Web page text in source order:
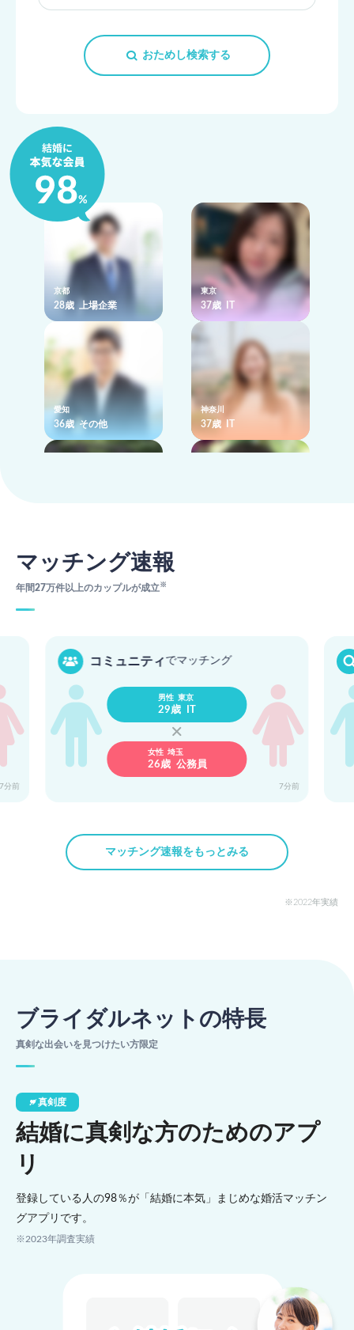
おためし検索する
京都
28歳 上場企業
東京
37歳 IT
愛知
36歳 その他
神奈川
37歳 IT
31歳 医師 39歳 メーカー
神奈川 茨城
31歳 看護師
マッチング速報
年間27万件以上のカップルが成立※
分前
コミュニティでマッチング
男性 東京
29歳 IT
女性 埼玉
26歳 公務員
7分前
マッチング速報をもっとみる
2022年実績
ブライダルネットの特長
真剣な出会いを見つけたい方限定
真剣度
結婚に真剣な方のためのアプ
リ
登録している人の98％が「結婚に本気」まじめな婚活マッチン
グアプリです。
※2023年調査実績